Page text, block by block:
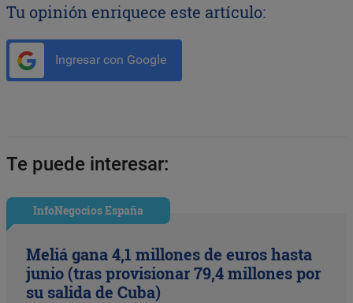
Tu opinión enriquece este artículo:
Ingresar con Google
Te puede interesar:
InfoNegocios España
Meliá gana 4,1 millones de euros hasta
junio (tras provisionar 79,4 millones por
su salida de Cuba)